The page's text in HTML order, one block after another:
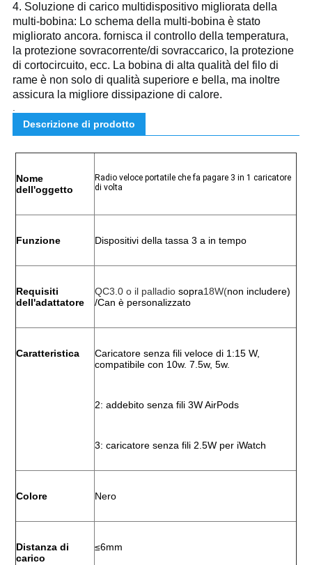
4. Soluzione di carico multidispositivo migliorata della
multi-bobina: Lo schema della multi-bobina è stato
migliorato ancora. fornisca il controllo della temperatura,
la protezione sovracorrente/di sovraccarico, la protezione
di cortocircuito, ecc. La bobina di alta qualità del filo di
rame è non solo di qualità superiore e bella, ma inoltre
assicura la migliore dissipazione di calore.
.
Descrizione di prodotto
Nome
dell'oggetto
Radio veloce portatile che fa pagare 3 in 1 caricatore
di volta
Funzione Dispositivi della tassa 3 a in tempo
Requisiti
dell'adattatore
QC3.0 o il palladio sopra18W(non includere)
/Can è personalizzato
Caratteristica
Caricatore senza fili veloce di 1:15 W,
compatibile con 10w. 7.5w, 5w.
2: addebito senza fili 3W AirPods
3: caricatore senza fili 2.5W per iWatch
Colore Nero
Distanza di
carico
≤6mm